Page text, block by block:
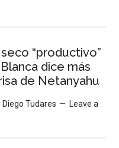
“productivo”
dice más
de Netanyahu
Diego Tudares
Leave a